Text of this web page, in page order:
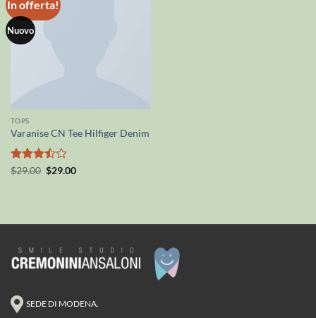
In offerta!
Nuovo
TOPS
Varanise CN Tee Hilfiger Denim
Valutato
$29.00 Il
$29.00Il
SEDE DI MODENA.